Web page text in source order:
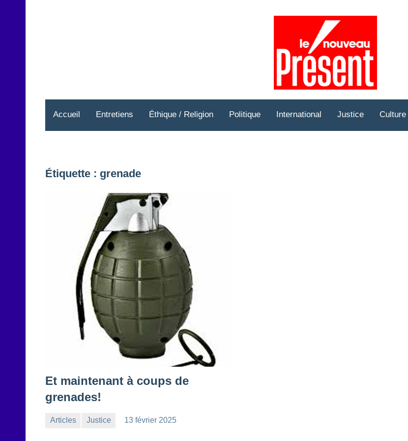
Accueil Entretiens Éthique / Religion Politique International Justice Culture
Étiquette : grenade
Et maintenant à coups de
grenades!
Articles Justice
13 février 2025